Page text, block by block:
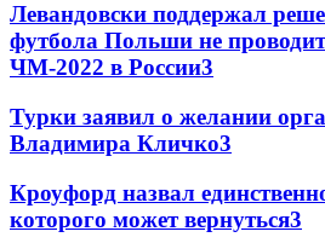
Левандовски поддержал
футбола Польши не
ЧМ-2022 в России3
Турки заявил о желании
Владимира Кличко3
Кроуфорд назвал
которого может вернуться3